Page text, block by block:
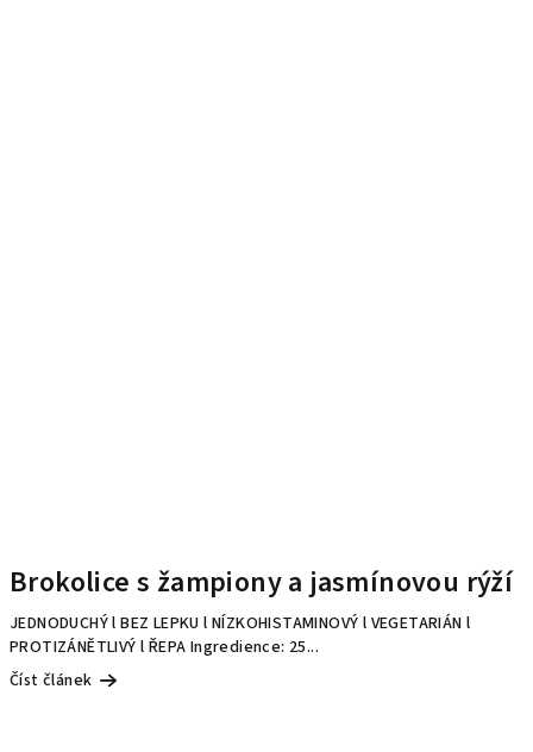
Brokolice s žampiony a jasmínovou rýží
JEDNODUCHÝ l BEZ LEPKU l NÍZKOHISTAMINOVÝ l VEGETARIÁN l
PROTIZÁNĚTLIVÝ l ŘEPA Ingredience: 25...
Číst článek